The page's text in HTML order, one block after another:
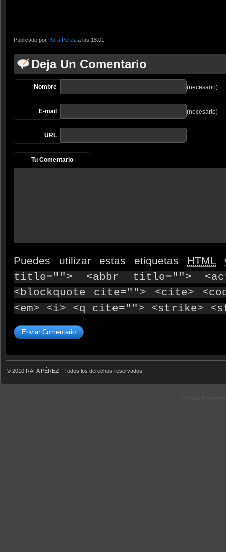
Publicado por Rafa Pérez a las 18:01
Deja Un Comentario
Nombre (necesario)
E-mail (necesario)
URL
Tu Comentario
Puedes utilizar estas etiquetas HTML
title=""> <abbr title="">
<blockquote cite=""> <cite>
<em> <i> <q cite=""> <strike>
© 2010 RAFA PÉREZ - Todos los derechos reservados